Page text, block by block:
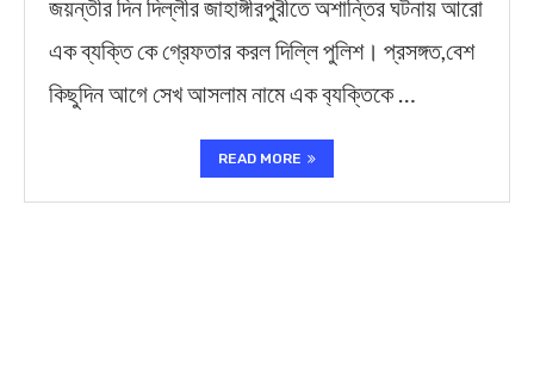
জয়ন্তীর দিন দিল্লীর জাহাঙ্গীরপুরীতে অশান্তির ঘটনায় আরো
এক ব্যক্তি কে গ্রেফতার করল দিল্লি পুলিশ। প্রসঙ্গত,বেশ
কিছুদিন আগে সেখ আসলাম নামে এক ব‍্যক্তিকে …
READ MORE